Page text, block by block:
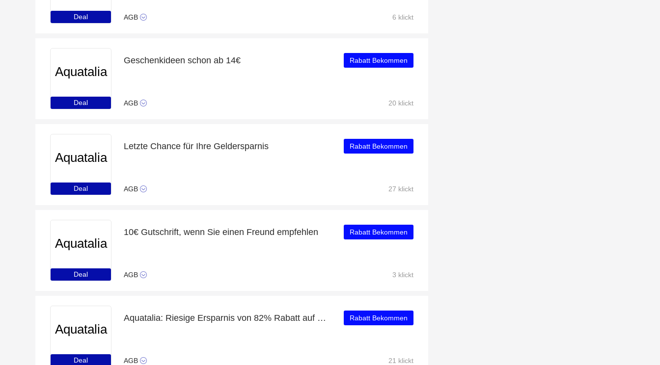
Deal AGB 6 klickt
Aquatalia
Deal
Geschenkideen schon ab 14€
AGB
Rabatt Bekommen
20 klickt
Aquatalia
Deal
Letzte Chance für Ihre Geldersparnis
AGB
Rabatt Bekommen
27 klickt
Aquatalia
Deal
10€ Gutschrift, wenn Sie einen Freund empfehlen
AGB
Rabatt Bekommen
3 klickt
Aquatalia
Deal
Aquatalia: Riesige Ersparnis von 82% Rabatt auf die gesamte Seite
AGB
Rabatt Bekommen
21 klickt